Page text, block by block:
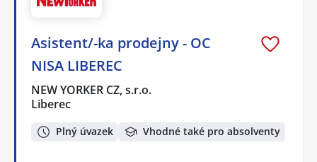
Asistent/-ka prodejny - OC
NISA LIBEREC
NEW YORKER CZ, s.r.o.
Liberec
Plný úvazek Vhodné také pro absolventy